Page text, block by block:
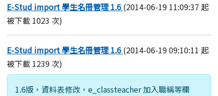
E-Stud import 學生名冊管理 1.6 (2014-06-19 11:09:37 起
被下載 1023 次)
E-Stud import 學生名冊管理 1.6 (2014-06-19 09:10:11 起
被下載 1239 次)
1.6版，資料表修改，e_classteacher 加入職稱等欄